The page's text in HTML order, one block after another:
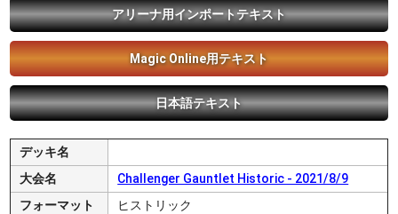
アリーナ用インポートテキスト
Magic Online用テキスト
日本語テキスト
デッキ名
大会名
Challenger Gauntlet Historic - 2021/8/9
フォーマット
ヒストリック